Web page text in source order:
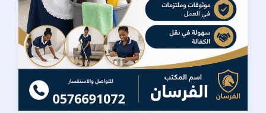
المناسبة
ونقل
الكفالة